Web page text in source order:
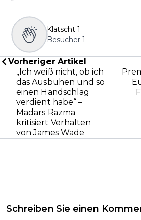
Klatscht 1
Besucher 1
Vorheriger Artikel
„Ich weiß nicht, ob ich
das Ausbuhen und so
einen Handschlag
verdient habe“ –
Madars Razma
kritisiert Verhalten
von James Wade
Schreiben Sie einen